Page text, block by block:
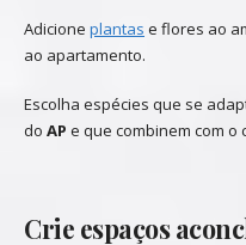
Adicione plantas e flores ao
ao apartamento.
Escolha espécies que se
do AP e que combinem com o
Crie espaços